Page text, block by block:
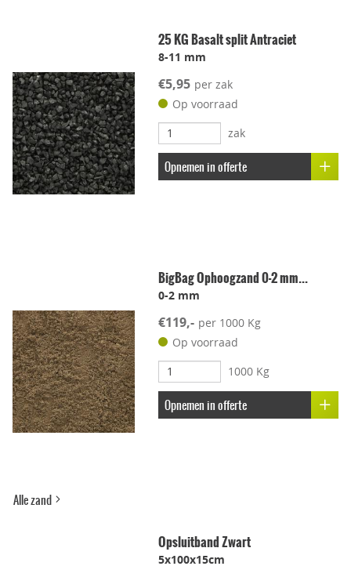
Lichtgewicht
Onderhoudsvriendelijk
Kleur-ondersteunend
Uitbloei remmend
25 KG Basalt split Antraciet
8-11 mm
€5,95 per zak
Op voorraad
zak
Opnemen in offerte
BigBag Ophoogzand 0-2 mm...
0-2 mm
€119,- per 1000 Kg
Op voorraad
1000 Kg
Opnemen in offerte
Alle zand
Opsluitband Zwart
5x100x15cm